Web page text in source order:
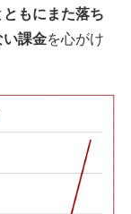
もにまた落ち
課金を心がけ